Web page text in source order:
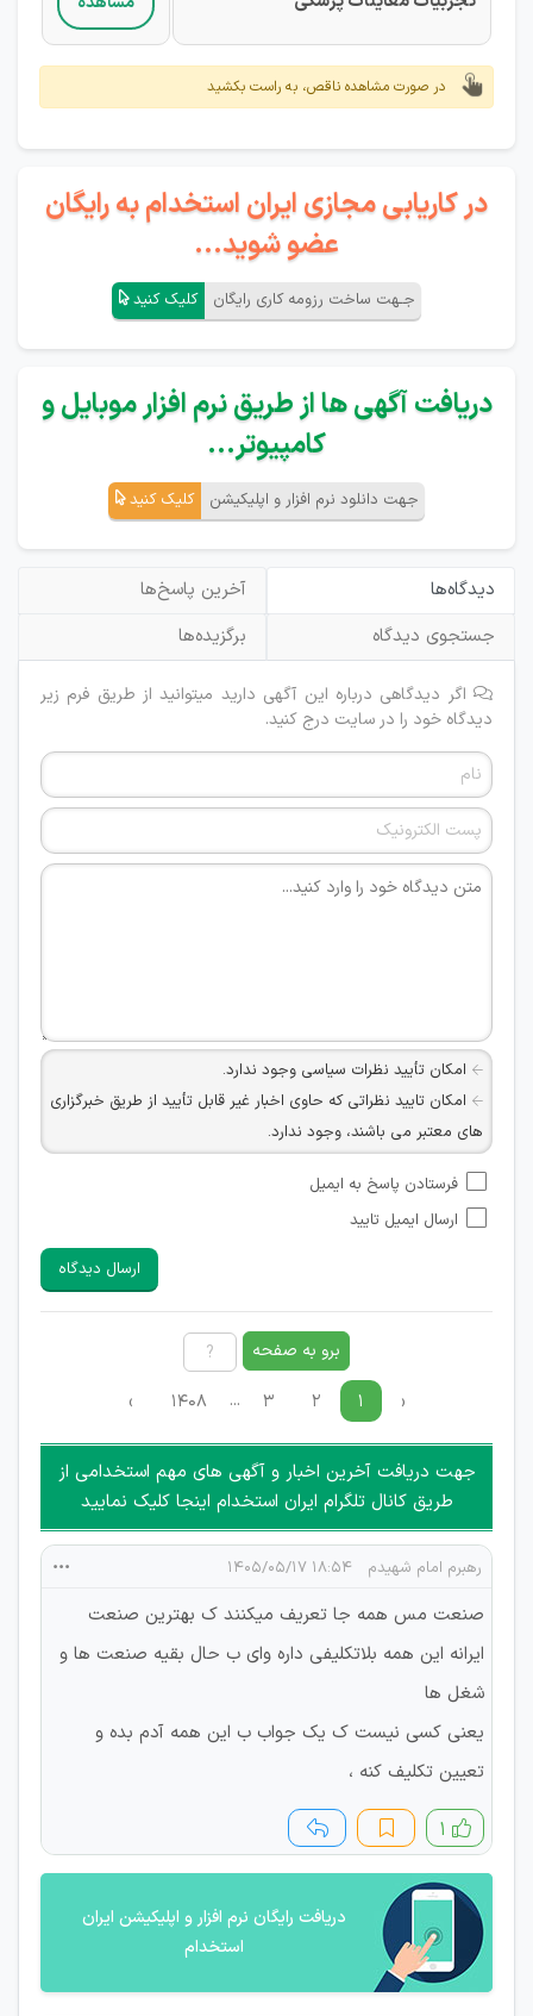
در صورت مشاهده ناقص، به راست بکشید
در کاریابی مجازی ایران استخدام به رایگان
عضو شوید...
جـهت ساخت رزومه کاری رایگان کلیک کنید
دریافت آگهی ها از طریق نرم افزار موبایل و
کامپیوتر...
جهت دانلود نرم افزار و اپلیکیشن کلیک کنید
دیدگاه‌ها
آخرین پاسخ‌ها
جستجوی دیدگاه
برگزیده‌ها
اگر دیدگاهی درباره این آگهی دارید میتوانید از طریق فرم زیر
دیدگاه خود را در سایت درج کنید.
امکان تأیید نظرات سیاسی وجود ندارد.
امکان تایید نظراتی که حاوی اخبار غیر قابل تأیید از طریق خبرگزاری
های معتبر می باشند، وجود ندارد.
شبکه های مجازی ارتباطی می باشند وجود ندارد.
امکان تأیید نظرات کاربرانی که به هر طریقی قصد مأیوس کردن
هرگونه تحریک، تحقیر و کنایه به سایر افراد (مسئول و غیر مسئول)
غیر مجاز می باشد.
امکان هماهنگی برای هرگونه ملاقات حضوری چه به صورت دسته
جمعی و چه فردی توسط کاربران سایت وجود ندارد.
فرستادن پاسخ به ایمیل
ارسال ایمیل تایید
ارسال دیدگاه
برو به صفحه
‹ ۱ ۲ ۳ ... ۱۴۰۸ ›
جهت دریافت آخرین اخبار و آگهی های مهم استخدامی از
طریق کانال تلگرام ایران استخدام اینجا کلیک نمایید
رهبرم امام شهیدم ۱۸:۵۴ ۱۴۰۵/۰۵/۱۷
صنعت مس همه جا تعریف میکنند ک بهترین صنعت
ایرانه این همه بلاتکلیفی داره وای ب حال بقیه صنعت ها و
شغل ها
یعنی کسی نیست ک یک جواب ب این همه آدم بده و
تعیین تکلیف کنه ،
۱
دریافت رایگان نرم افزار و اپلیکیشن ایران
استخدام